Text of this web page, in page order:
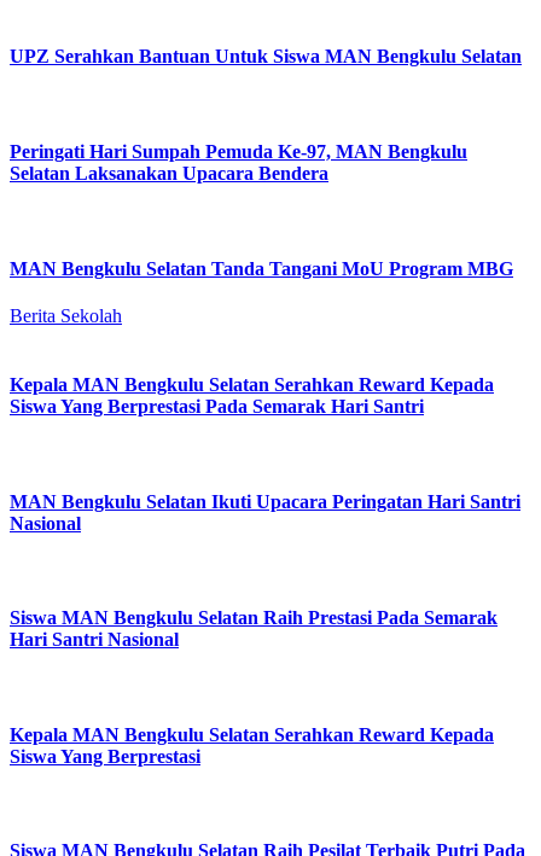
UPZ Serahkan Bantuan Untuk Siswa MAN Bengkulu Selatan
Peringati Hari Sumpah Pemuda Ke-97, MAN Bengkulu
Selatan Laksanakan Upacara Bendera
MAN Bengkulu Selatan Tanda Tangani MoU Program MBG
Berita Sekolah
Kepala MAN Bengkulu Selatan Serahkan Reward Kepada
Siswa Yang Berprestasi Pada Semarak Hari Santri
MAN Bengkulu Selatan Ikuti Upacara Peringatan Hari Santri
Nasional
Siswa MAN Bengkulu Selatan Raih Prestasi Pada Semarak
Hari Santri Nasional
Kepala MAN Bengkulu Selatan Serahkan Reward Kepada
Siswa Yang Berprestasi
Siswa MAN Bengkulu Selatan Raih Pesilat Terbaik Putri Pada